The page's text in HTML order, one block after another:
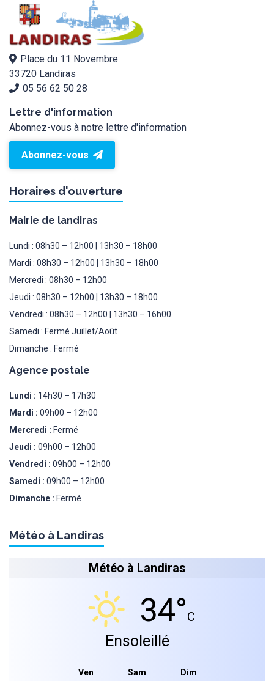
Place du 11 Novembre
33720 Landiras
05 56 62 50 28
Lettre d'information
Abonnez-vous à notre lettre d'information
Abonnez-vous
Horaires d'ouverture
Mairie de landiras
Lundi : 08h30 – 12h00 | 13h30 – 18h00
Mardi : 08h30 – 12h00 | 13h30 – 18h00
Mercredi : 08h30 – 12h00
Jeudi : 08h30 – 12h00 | 13h30 – 18h00
Vendredi : 08h30 – 12h00 | 13h30 – 16h00
Samedi : Fermé Juillet/Août
Dimanche : Fermé
Agence postale
Lundi : 14h30 – 17h30
Mardi : 09h00 – 12h00
Mercredi : Fermé
Jeudi : 09h00 – 12h00
Vendredi : 09h00 – 12h00
Samedi : 09h00 – 12h00
Dimanche : Fermé
Météo à Landiras
Météo à Landiras
34°C
Ensoleillé
Ven Sam Dim